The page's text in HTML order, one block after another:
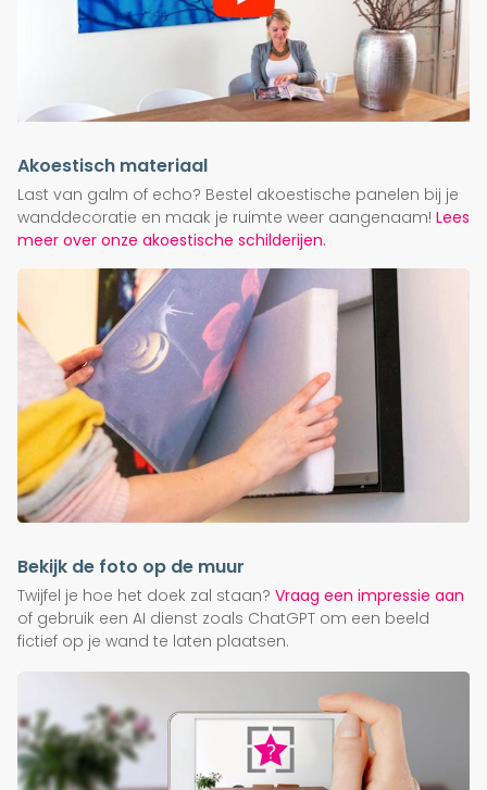
Akoestisch materiaal
Last van galm of echo? Bestel akoestische panelen bij je
wanddecoratie en maak je ruimte weer aangenaam! Lees
meer over onze akoestische schilderijen.
Bekijk de foto op de muur
Twijfel je hoe het doek zal staan? Vraag een impressie aan
of gebruik een AI dienst zoals ChatGPT om een beeld
fictief op je wand te laten plaatsen.